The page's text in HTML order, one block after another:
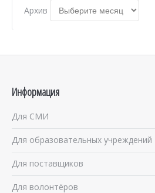
Архив
Информация
Для СМИ
Для образовательных учреждений
Для поставщиков
Для волонтёров